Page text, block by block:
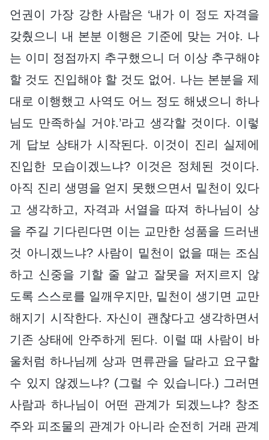
언권이 가장 강한 사람은 ‘내가 이 정도 자격을
갖췄으니 내 본분 이행은 기준에 맞는 거야. 나
는 이미 정점까지 추구했으니 더 이상 추구해야
할 것도 진입해야 할 것도 없어. 나는 본분을 제
대로 이행했고 사역도 어느 정도 해냈으니 하나
님도 만족하실 거야.’라고 생각할 것이다. 이렇
게 답보 상태가 시작된다. 이것이 진리 실제에
진입한 모습이겠느냐? 이것은 정체된 것이다.
아직 진리 생명을 얻지 못했으면서 밑천이 있다
고 생각하고, 자격과 서열을 따져 하나님이 상
을 주길 기다린다면 이는 교만한 성품을 드러낸
것 아니겠느냐? 사람이 밑천이 없을 때는 조심
하고 신중을 기할 줄 알고 잘못을 저지르지 않
도록 스스로를 일깨우지만, 밑천이 생기면 교만
해지기 시작한다. 자신이 괜찮다고 생각하면서
기존 상태에 안주하게 된다. 이럴 때 사람이 바
울처럼 하나님께 상과 면류관을 달라고 요구할
수 있지 않겠느냐? (그럴 수 있습니다.) 그러면
사람과 하나님이 어떤 관계가 되겠느냐? 창조
주와 피조물의 관계가 아니라 순전히 거래 관계